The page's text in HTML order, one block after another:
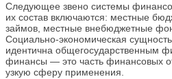
Следующее звено системы
их состав включаются: местные
займов, местные внебюджетные
Социально‑экономическая
идентична общегосударственным
финансы — это часть финансовых
узкую сферу применения.